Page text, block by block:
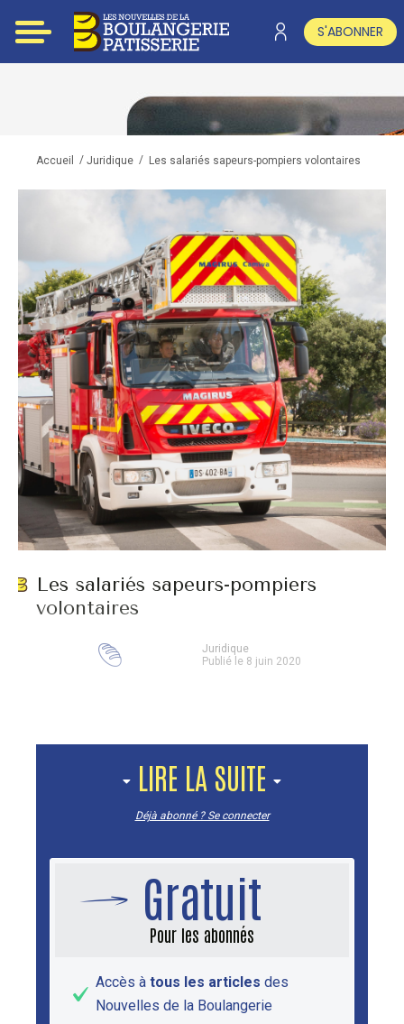
S'ABONNER
Accueil / Juridique / Les salariés sapeurs-pompiers volontaires
Les salariés sapeurs-pompiers
volontaires
Juridique
Publié le 8 juin 2020
LIRE LA SUITE
Déjà abonné ? Se connecter
Gratuit
Pour les abonnés
Accès à tous les articles des
Nouvelles de la Boulangerie